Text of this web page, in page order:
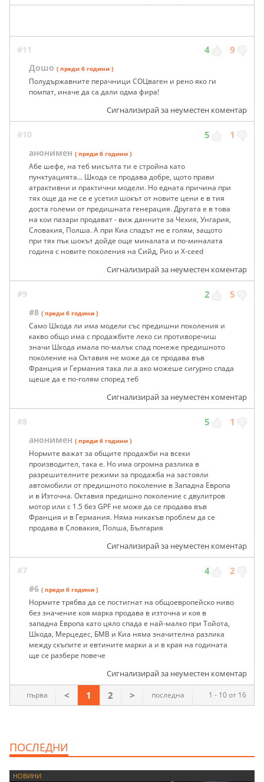
#11 4 9
Дошо ( преди 6 години )
Полудържавните перачници СОЦваген и рено яко ги
помпат, иначе да са дали одма фира!
Сигнализирай за неуместен коментар
#10 5 1
анонимен ( преди 6 години )
Абе шефе, на теб мисълта ти е стройна като
пунктуацията... Шкода се продава добре, щото прави
атрактивни и практични модели. Но едната причина при
тях още да не се е усетил шокът от новите цени е в тия
доста големи от предишната генерация. Другата е в това
на кои пазари продават - виж данните за Чехия, Унгария,
Словакия, Полша. А при Киа спадът не е голям, защото
при тях пък шокът дойде още миналата и по-миналата
година с новите поколения на Сийд, Рио и X-ceed
Сигнализирай за неуместен коментар
#9 2 5
#8 ( преди 6 години )
Само Шкода ли има модели със предишни поколения и
какво общо има с продажбите леко си противоречиш
значи Шкода имала по-малък спад понеже предишното
поколение на Октавия не може да се продава във
Франция и Германия така ли а ако можеше сигурно спада
щеше да е по-голям според теб
Сигнализирай за неуместен коментар
#8 5 1
анонимен ( преди 6 години )
Нормите важат за общите продажби на всеки
производител, така е. Но има огромна разлика в
разрешителните режими за продажба на застояли
автомобили от предишното поколение в Западна Европа
и в Източна. Октавия предишно поколение с двулитров
мотор или с 1.5 без GPF не може да се продава във
Франция и в Германия. Няма никакъв проблем да се
продава в Словакия, Полша, България
Сигнализирай за неуместен коментар
#7 4 2
#6 ( преди 6 години )
Нормите трябва да се постигнат на общоевропейско ниво
без значение коя марка продава в източна и коя в
западна Европа като цяло спада е най-малко при Тойота,
Шкода, Мерцедес, БМВ и Киа няма значителна разлика
между скъпите и евтините марки а и в края на годината
ще се разбере повече
Сигнализирай за неуместен коментар
1 - 10 от 16
първа < 1 2 > последна
ПОСЛЕДНИ
НОВИНИ